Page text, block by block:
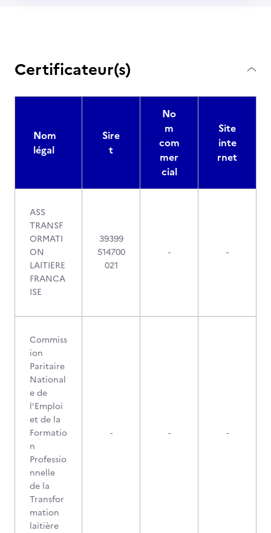
Certificateur(s)
Nom
légal
Sire
t
No
m
com
mer
cial
Site
inte
rnet
ASS
TRANSF
ORMATI
ON
LAITIERE
FRANCA
ISE
39399
514700
021
- -
Commiss
ion
Paritaire
National
e de
l’Emploi
et de la
Formatio
n
Professio
nnelle
de la
Transfor
mation
laitière
- - -